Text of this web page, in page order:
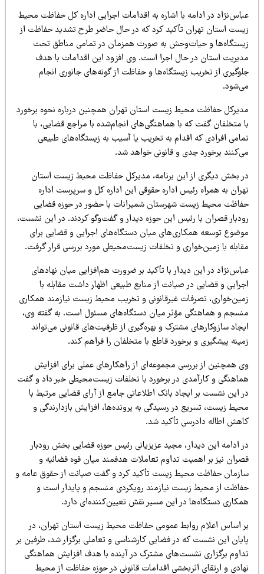
در ادامه با اشاره به اقدامات اجرایی اداره کل حفاظت محیط
استان تهران تأکید کرد که در حال حاضر طرح تشدید حفاظت از
و حیات‌وحش به صورت همزمان در تمامی مناطق تحت
استان در حال اجرا است. وی افزود این اقدامات با هدف
از تخریب زیستگاه‌ها و حفاظت از گونه‌های جانوری انجام
حفاظت محیط زیست استان تهران همچنین درباره نحوه برخورد
متخلفان گفت که با هماهنگی‌های انجام‌شده با مراجع قضایی، با
افرادی که اقدام به تخریب یا آسیب به زیستگاه‌های طبیعی
برخورد جدی و قانونی خواهد شد.
بخش دیگری از این برنامه، مدیرکل حفاظت محیط زیست استان
به همراه رئیس اداره حقوقی این اداره کل و سرپرست اداره
محیط زیست شهرستان شمیرانات با حضور در حوزه قضایی
قصران با رئیس این حوزه دیدار و گفت‌وگو کردند. در این نشست،
توسعه همکاری‌های میان دستگاه‌های اجرایی و قضایی برای
با زمین‌خواری و تخلفات زیست‌محیطی مورد بررسی قرار گرفت.
در این دیدار با تأکید بر ضرورت هم‌افزایی میان نهادهای
و قضایی در صیانت از منابع طبیعی اظهار داشت مقابله با
تصرفات غیرقانونی و تخریب محیط زیست نیازمند همکاری
و هماهنگی مؤثر میان دستگاه‌های مسئول است. به گفته وی،
سازوکارهای مشترک و بهره‌گیری از ظرفیت‌های قانونی می‌تواند
پیشگیری و برخورد قاطع با متخلفان را فراهم کند.
همچنین از بررسی مجموعه‌ای از راهکارهای عملی برای افزایش
و کارآمدی در برخورد با تخلفات زیست‌محیطی خبر داد و گفت
این نشست بر ایجاد بانک اطلاعاتی جامع از آرای قضایی مرتبط با
زیست، تسریع در رسیدگی به پرونده‌ها، افزایش بازدارندگی و
اطاله دادرسی تأکید شد.
ادامه این دیدار، مجید عزیزیانی رئیس حوزه قضایی بخش رودبار
نیز بر اهمیت تداوم تعاملات هدفمند میان قوه قضائیه و
حفاظت محیط زیست تأکید کرد و گفت صیانت از حقوق عامه و
از محیط زیست نیازمند رویکردی منسجم و پایدار است و
دستگاه‌ها در این مسیر نقش تعیین‌کننده‌ای دارد.
اساس اعلام روابط عمومی حفاظت محیط زیست استان تهران، در
این نشست که در فضایی کارشناسی و تعاملی برگزار شد، طرفین بر
برگزاری نشست‌های مشترک در آینده با هدف افزایش هماهنگی
و ارتقای اثربخشی اقدامات قانونی در حوزه حفاظت از محیط